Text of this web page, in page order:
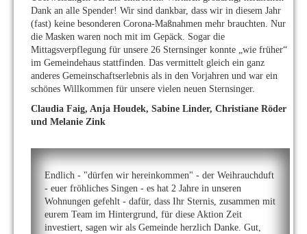
Dank an alle Spender! Wir sind dankbar, dass wir in diesem Jahr
(fast) keine besonderen Corona-Maßnahmen mehr brauchten. Nur
die Masken waren noch mit im Gepäck. Sogar die
Mittagsverpflegung für unsere 26 Sternsinger konnte „wie früher“
im Gemeindehaus stattfinden. Das vermittelt gleich ein ganz
anderes Gemeinschaftserlebnis als in den Vorjahren und war ein
schönes Willkommen für unsere vielen neuen Sternsinger.
Claudia Faig, Anja Houdek, Sabine Linder, Christiane Röder
und Melanie Zink
Endlich - "dürfen wir hereinkommen" - der Weihrauchduft
- euer fröhliches Singen - es hat 2 Jahre in unseren
Wohnungen gefehlt - dafür, dass Ihr Sternis, zusammen mit
eurem Team im Hintergrund, für diese Aktion Zeit
investiert, sagen wir als Gemeinde herzlich Danke. Gut,